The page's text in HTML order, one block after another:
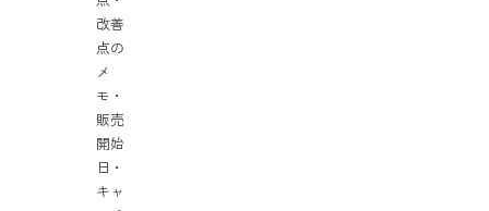
改善
点の
メ
モ・
販売
開始
日・
キャ